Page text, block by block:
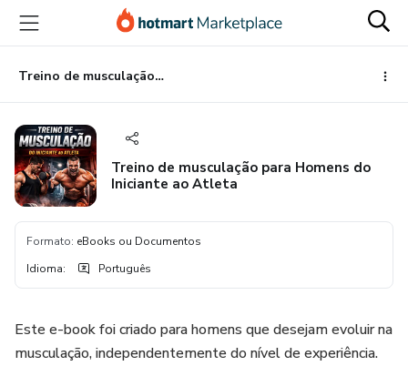
para
conteúdo
principal
para
pagamento
para
rodapé
Treino de musculação para Homens do Iniciante ao Atleta
Treino de musculação para Homens do
Iniciante ao Atleta
Formato: eBooks ou Documentos
Idioma: Português
Este e-book foi criado para homens que desejam evoluir na
musculação, independentemente do nível de experiência.